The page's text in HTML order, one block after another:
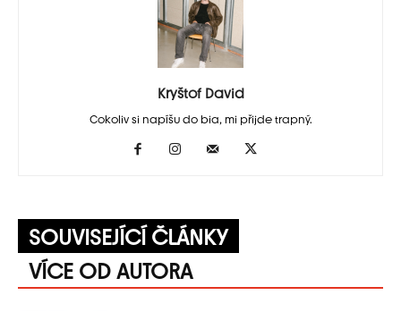
Kryštof David
Cokoliv si napíšu do bia, mi přijde trapný.
SOUVISEJÍCÍ ČLÁNKY
VÍCE OD AUTORA